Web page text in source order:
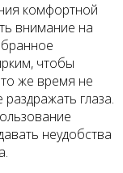
комфортной
внимание на
чтобы
же время не
глаза.
неудобства